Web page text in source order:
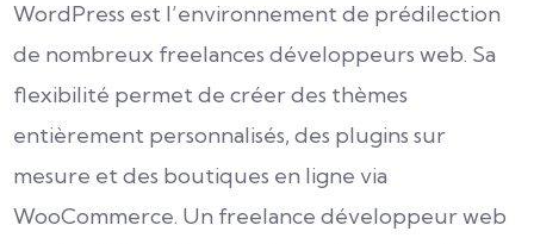
WordPress est l’environnement de prédilection
de nombreux freelances développeurs web. Sa
flexibilité permet de créer des thèmes
entièrement personnalisés, des plugins sur
mesure et des boutiques en ligne via
WooCommerce. Un freelance développeur web